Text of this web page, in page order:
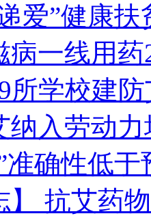
爱”健康
病一线用药
所学校建
纳入劳动
准确性低于
】 抗艾药